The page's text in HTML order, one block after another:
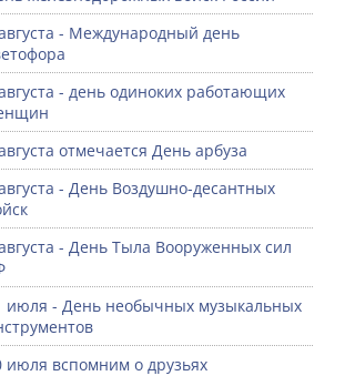
- Международный день
- день одиноких работающих
отмечается День арбуза
- День Воздушно-десантных
- День Тыла Вооруженных сил
июля - День необычных музыкальных
июля вспомним о друзьях